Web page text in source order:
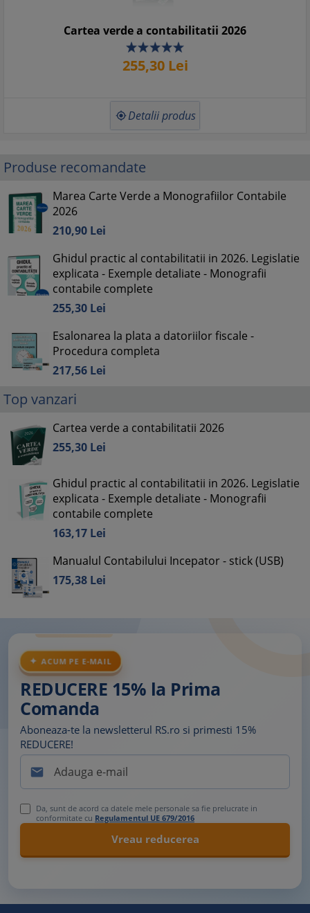
Cartea verde a contabilitatii 2026
255,30Lei
 Detalii produs
Produse recomandate
Marea Carte Verde a Monografiilor Contabile
2026
210,90 Lei
Ghidul practic al contabilitatii in 2026. Legislatie
explicata - Exemple detaliate - Monografii
contabile complete
255,30 Lei
Esalonarea la plata a datoriilor fiscale -
Procedura completa
217,56 Lei
Top vanzari
Cartea verde a contabilitatii 2026
255,30 Lei
Ghidul practic al contabilitatii in 2026. Legislatie
explicata - Exemple detaliate - Monografii
contabile complete
163,17 Lei
Manualul Contabilului Incepator - stick (USB)
175,38 Lei
ACUM PE E-MAIL
REDUCERE 15% la Prima
Comanda
Aboneaza-te la newsletterul RS.ro si primesti 15%
REDUCERE!

Da, sunt de acord ca datele mele personale sa fie prelucrate in
conformitate cu Regulamentul UE 679/2016